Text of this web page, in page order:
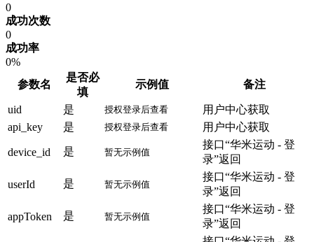
0
成功次数
0
成功率
0%
参数名
是否必
填
示例值 备注
uid 是 授权登录后查看
用户中心获取
api_key
是 授权登录后查看 用户中心获取
device_id 是 暂无示例值
接口“华米运动 - 登
录”返回
userId 是 暂无示例值
接口“华米运动 - 登
录”返回
appToken 是 暂无示例值
接口“华米运动 - 登
录”返回